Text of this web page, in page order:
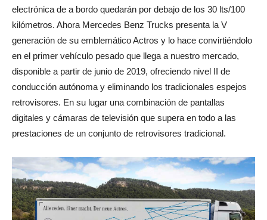
electrónica de a bordo quedarán por debajo de los 30 lts/100
kilómetros. Ahora Mercedes Benz Trucks presenta la V
generación de su emblemático Actros y lo hace convirtiéndolo
en el primer vehículo pesado que llega a nuestro mercado,
disponible a partir de junio de 2019, ofreciendo nivel II de
conducción autónoma y eliminando los tradicionales espejos
retrovisores. En su lugar una combinación de pantallas
digitales y cámaras de televisión que supera en todo a las
prestaciones de un conjunto de retrovisores tradicional.